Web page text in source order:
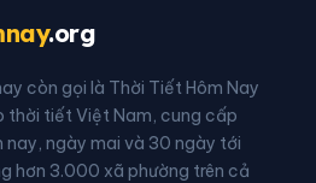
Xã Cuôr Đăng
Xã Đắk Phơi
.org
còn gọi là Thời Tiết Hôm Nay
thời tiết Việt Nam, cung cấp
ngày mai và 30 ngày tới
hơn 3.000 xã phường trên cả